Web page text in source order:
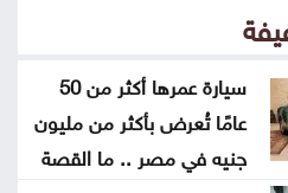
أحداث قلنديا تهدد
وقضية اللاجئين
يعتقل ويحقق ميدانيا مع أكثر
سيارة عمرها أكثر من 50
عامًا تُعرض بأكثر من مليون
جنيه في مصر .. ما القصة